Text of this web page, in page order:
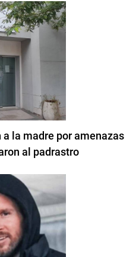
la madre por amenazas
al padrastro